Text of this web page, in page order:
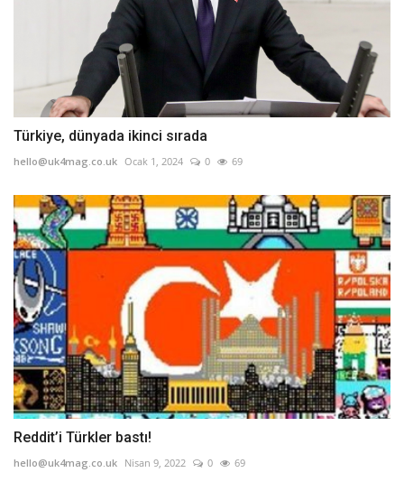
Türkiye, dünyada ikinci sırada
hello@uk4mag.co.uk Ocak 1, 2024 0 69
Reddit’i Türkler bastı!
hello@uk4mag.co.uk Nisan 9, 2022 0 69